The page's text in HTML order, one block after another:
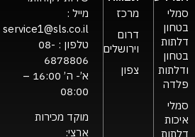
סמלי
בטחון
דלתות
בטחון
ודלתות
פלדה
סמלי
איכות
דלתות
מרכז
דרום
וירושלים
צפון
מייל :
service1@sls.co.il
טלפון : 08-
6878806
א’- ה’ 16:00 –
08:00
מוקד מכירות
ארצי: